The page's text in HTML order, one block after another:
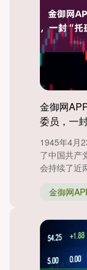
金御网
委员，一
中国共产党
1945年4月
了中国共产
会持续了近
金御网